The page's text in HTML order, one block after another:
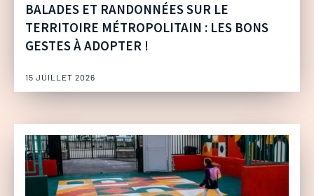
BALADES ET RANDONNÉES SUR LE
TERRITOIRE MÉTROPOLITAIN : LES BONS
GESTES À ADOPTER !
15 JUILLET 2026